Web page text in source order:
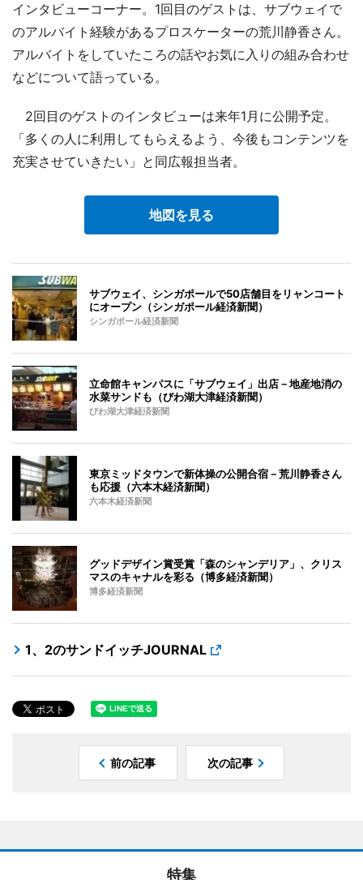
インタビューコーナー。1回目のゲストは、サブウェイで
のアルバイト経験があるプロスケーターの荒川静香さん。
アルバイトをしていたころの話やお気に入りの組み合わせ
などについて語っている。
2回目のゲストのインタビューは来年1月に公開予定。
「多くの人に利用してもらえるよう、今後もコンテンツを
充実させていきたい」と同広報担当者。
地図を見る
サブウェイ、シンガポールで50店舗目をリャンコート
にオープン（シンガポール経済新聞）
シンガポール経済新聞
立命館キャンパスに「サブウェイ」出店－地産地消の
水菜サンドも（びわ湖大津経済新聞）
びわ湖大津経済新聞
東京ミッドタウンで新体操の公開合宿－荒川静香さん
も応援（六本木経済新聞）
六本木経済新聞
グッドデザイン賞受賞「森のシャンデリア」、クリス
マスのキャナルを彩る（博多経済新聞）
博多経済新聞
1、2のサンドイッチJOURNAL
前の記事 次の記事
特集